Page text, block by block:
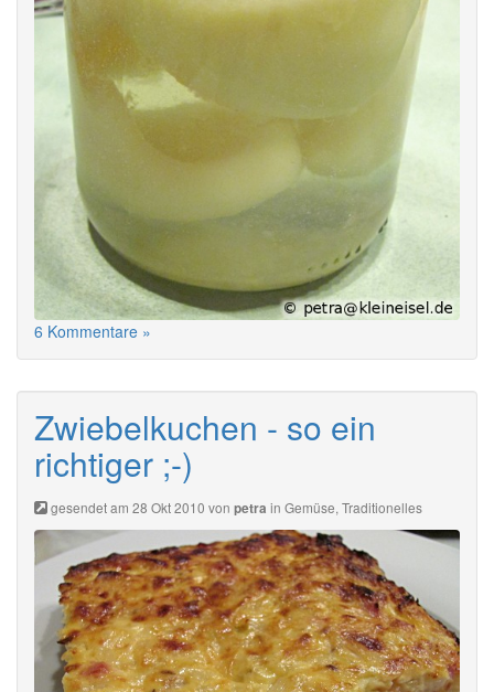
6 Kommentare »
Zwiebelkuchen - so ein
richtiger ;-)
gesendet am 28 Okt 2010 von petra in Gemüse, Traditionelles